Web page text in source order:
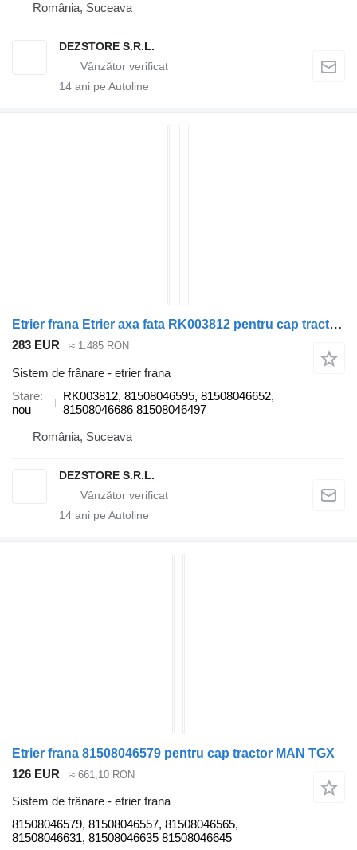
România, Suceava
DEZSTORE S.R.L.
14 ani pe Autoline
Etrier frana Etrier axa fata RK003812 pentru cap tractor MAN TGX
283 EUR ≈ 1.485 RON
Sistem de frânare - etrier frana
Stare
nou
RK003812, 81508046595, 81508046652,
81508046686 81508046497
România, Suceava
DEZSTORE S.R.L.
14 ani pe Autoline
Etrier frana 81508046579 pentru cap tractor MAN TGX
126 EUR
≈ 661,10 RON
Sistem de frânare - etrier frana
81508046579, 81508046557, 81508046565,
81508046631, 81508046635 81508046645